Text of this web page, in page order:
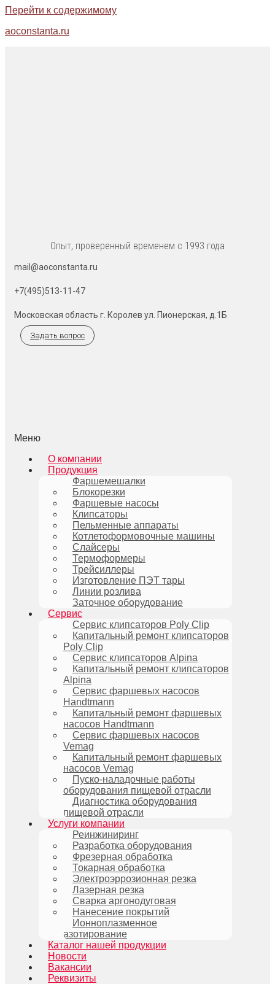
Перейти к содержимому
aoconstanta.ru
Опыт, проверенный временем с 1993 года
mail@aoconstanta.ru
+7(495)513-11-47
Московская область г. Королев ул. Пионерская, д.1Б
Задать вопрос
Меню
О компании
Продукция
Фаршемешалки
Блокорезки
Фаршевые насосы
Клипсаторы
Пельменные аппараты
Котлетоформовочные машины
Слайсеры
Термоформеры
Трейсиллеры
Изготовление ПЭТ тары
Линии розлива
Заточное оборудование
Сервис
Сервис клипсаторов Poly Clip
Капитальный ремонт клипсаторов
Poly Clip
Сервис клипсаторов Alpina
Капитальный ремонт клипсаторов
Alpina
Сервис фаршевых насосов
Handtmann
Капитальный ремонт фаршевых
насосов Handtmann
Сервис фаршевых насосов
Vemag
Капитальный ремонт фаршевых
насосов Vemag
Пуско-наладочные работы
оборудования пищевой отрасли
Диагностика оборудования
пищевой отрасли
Услуги компании
Реинжиниринг
Разработка оборудования
Фрезерная обработка
Токарная обработка
Электроэррозионная резка
Лазерная резка
Сварка аргонодуговая
Нанесение покрытий
Ионноплазменное
азотирование
Каталог нашей продукции
Новости
Вакансии
Реквизиты